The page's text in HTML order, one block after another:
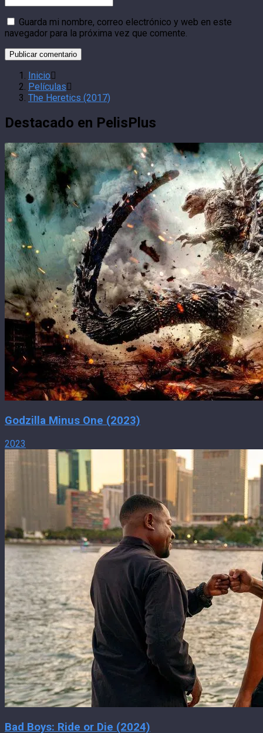
Guarda mi nombre, correo electrónico y web en este
navegador para la próxima vez que comente.
Inicio
Películas
The Heretics (2017)
Destacado en PelisPlus
Godzilla Minus One (2023)
2023
Bad Boys: Ride or Die (2024)